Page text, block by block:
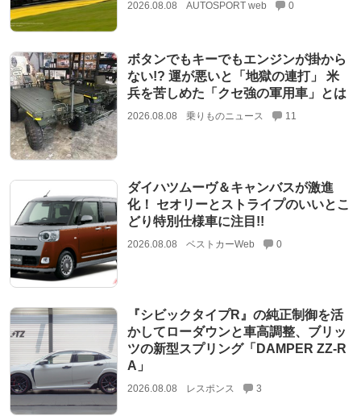
2026.08.08 AUTOSPORT web 0
ボタンでもキーでもエンジンが掛から
ない!? 運が悪いと「地獄の連打」 米
兵を苦しめた「クセ強の軍用車」とは
2026.08.08 乗りものニュース 11
ダイハツムーヴ＆キャンバスが激進
化！ セオリーとストライプのいいとこ
どり特別仕様車に注目!!
2026.08.08 ベストカーWeb 0
『シビックタイプR』の純正制御を活
かしてローダウンと車高調整、ブリッ
ツの新型スプリング「DAMPER ZZ-R
A」
2026.08.08 レスポンス 3